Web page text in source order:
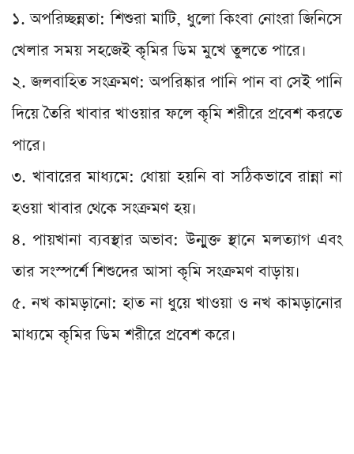
১. অপরিচ্ছন্নতা: শিশুরা মাটি, ধুলো কিংবা নোংরা জিনিসে
খেলার সময় সহজেই কৃমির ডিম মুখে তুলতে পারে।
২. জলবাহিত সংক্রমণ: অপরিষ্কার পানি পান বা সেই পানি
দিয়ে তৈরি খাবার খাওয়ার ফলে কৃমি শরীরে প্রবেশ করতে
পারে।
৩. খাবারের মাধ্যমে: ধোয়া হয়নি বা সঠিকভাবে রান্না না
হওয়া খাবার থেকে সংক্রমণ হয়।
৪. পায়খানা ব্যবস্থার অভাব: উন্মুক্ত স্থানে মলত্যাগ এবং
তার সংস্পর্শে শিশুদের আসা কৃমি সংক্রমণ বাড়ায়।
৫. নখ কামড়ানো: হাত না ধুয়ে খাওয়া ও নখ কামড়ানোর
মাধ্যমে কৃমির ডিম শরীরে প্রবেশ করে।